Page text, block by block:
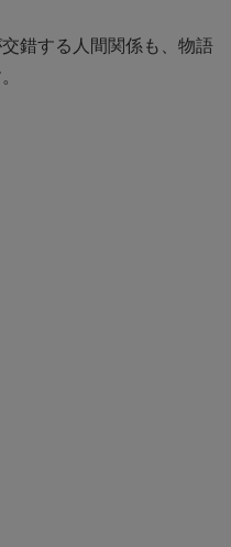
錯する人間関係も、物語